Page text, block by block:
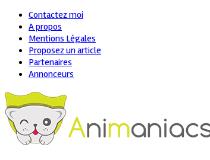
Contactez moi
A propos
Mentions Légales
Proposez un article
Partenaires
Annonceurs